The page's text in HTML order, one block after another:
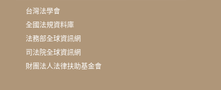
台灣法學會
全國法規資料庫
法務部全球資訊網
司法院全球資訊網
財團法人法律扶助基金會